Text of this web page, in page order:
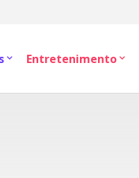
Entretenimento